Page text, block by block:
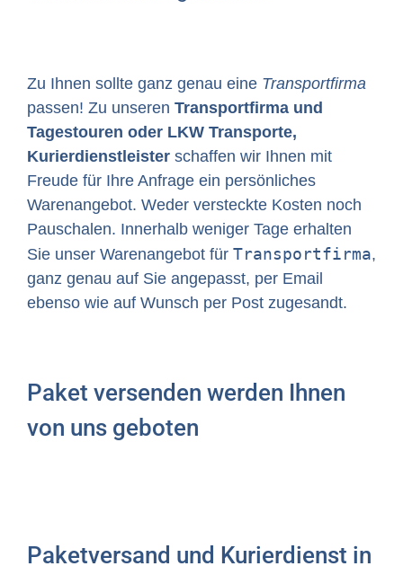
Zu Ihnen sollte ganz genau eine Transportfirma
passen! Zu unseren Transportfirma und
Tagestouren oder LKW Transporte,
Kurierdienstleister schaffen wir Ihnen mit
Freude für Ihre Anfrage ein persönliches
Warenangebot. Weder versteckte Kosten noch
Pauschalen. Innerhalb weniger Tage erhalten
Sie unser Warenangebot für Transportfirma,
ganz genau auf Sie angepasst, per Email
ebenso wie auf Wunsch per Post zugesandt.
Paket versenden werden Ihnen
von uns geboten
Paketversand und Kurierdienst in